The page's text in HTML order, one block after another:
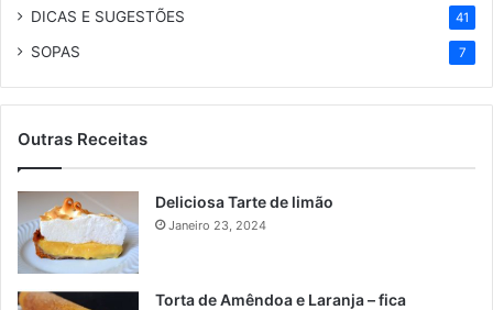
DICAS E SUGESTÕES 41
SOPAS 7
Outras Receitas
Deliciosa Tarte de limão
Janeiro 23, 2024
Torta de Amêndoa e Laranja – fica